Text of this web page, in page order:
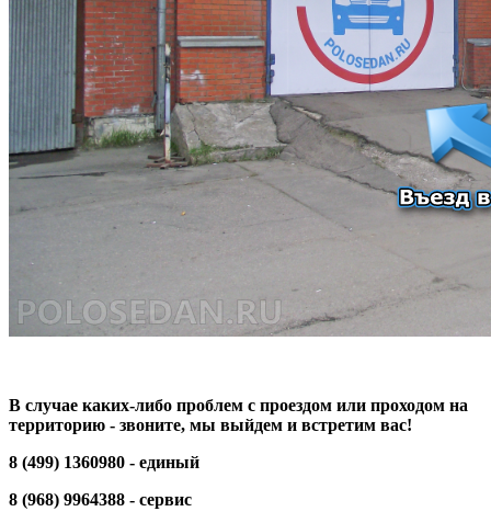
В случае каких-либо проблем с проездом или проходом на
территорию - звоните, мы выйдем и встретим вас!
8 (499) 1360980 - единый
8 (968) 9964388 - сервис